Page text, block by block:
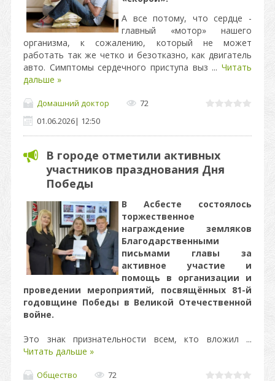
А все потому, что сердце -
главный «мотор» нашего
организма, к сожалению, который не может
работать так же четко и безотказно, как двигатель
авто. Симптомы сердечного приступа выз ...Читать
дальше »
Домашний доктор
72
01.06.2026| 12:50
В городе отметили активных
участников празднования Дня
Победы
В Асбесте состоялось
торжественное
награждение земляков
Благодарственными
письмами главы за
активное участие и
помощь в организации и
проведении мероприятий, посвящённых 81-й
годовщине Победы в Великой Отечественной
войне.
Это знак признательности всем, кто вложил ...
Читать дальше »
Общество
72